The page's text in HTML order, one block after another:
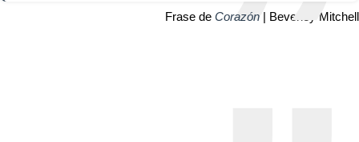
Frase de Corazón | Beverley Mitchell